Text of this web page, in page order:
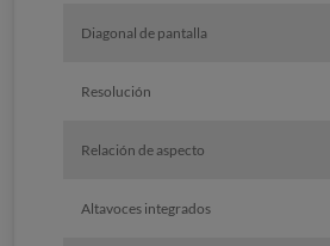
Diagonal de pantalla
Resolución
Relación de aspecto
Altavoces integrados